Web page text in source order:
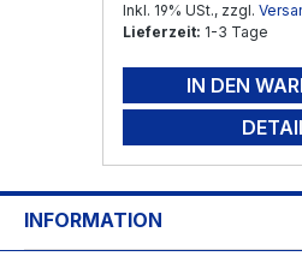
Inkl. 19% USt., zzgl.
Lieferzeit: 1-3 Tage
IN DEN
INFORMATION